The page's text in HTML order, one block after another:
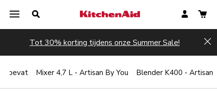
Tot 30% korting tijdens onze Summer Sale!
bevat Mixer 4,7 L - Artisan By You Blender K400 - Artisan